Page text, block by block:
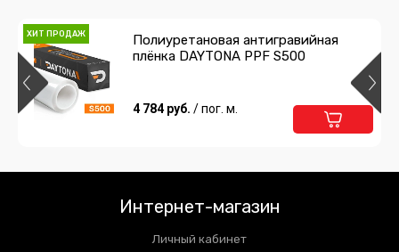
1 485 руб./ шт
Предзаказ
ХИТ ПРОДАЖ
Полиуретановая антигравийная
плёнка DAYTONA PPF S500
4 784 руб. / пог. м.
Интернет-магазин
Личный кабинет